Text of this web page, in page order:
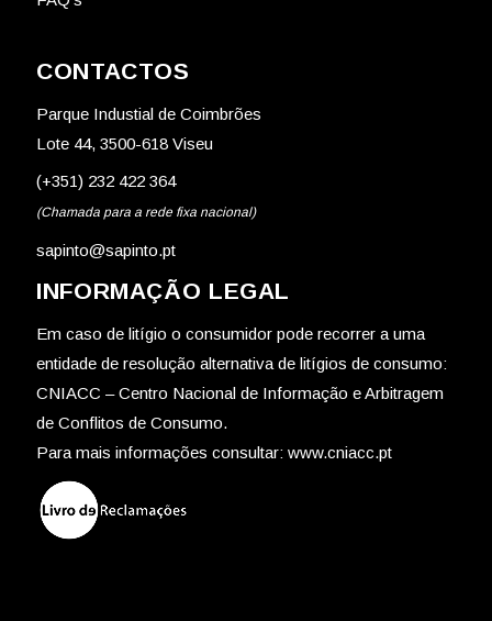
CONTACTOS
Parque Industial de Coimbrões
Lote 44, 3500-618 Viseu
(+351) 232 422 364
(Chamada para a rede fixa nacional)
sapinto@sapinto.pt
INFORMAÇÃO LEGAL
Em caso de litígio o consumidor pode recorrer a uma
entidade de resolução alternativa de litígios de consumo:
CNIACC – Centro Nacional de Informação e Arbitragem
de Conflitos de Consumo.
Para mais informações consultar: www.cniacc.pt